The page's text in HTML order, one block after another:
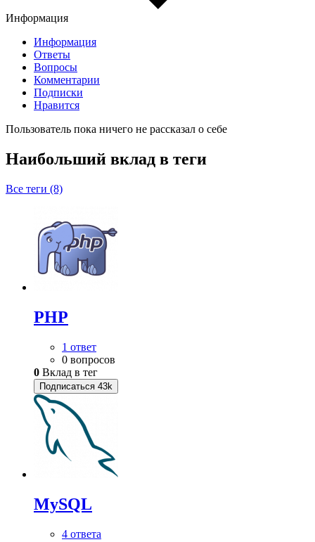
Информация
Информация
Ответы
Вопросы
Комментарии
Подписки
Нравится
Пользователь пока ничего не рассказал о себе
Наибольший вклад в теги
Все теги (8)
PHP
1 ответ
0 вопросов
0 Вклад в тег
Подписаться 43k
MySQL
4 ответа